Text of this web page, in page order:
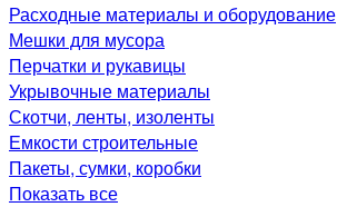
Расходные материалы и оборудование
Мешки для мусора
Перчатки и рукавицы
Укрывочные материалы
Скотчи, ленты, изоленты
Емкости строительные
Пакеты, сумки, коробки
Показать все